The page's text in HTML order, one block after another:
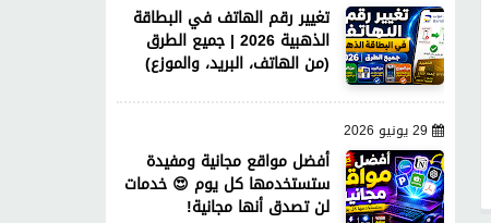
تغيير رقم الهاتف في البطاقة
الذهبية 2026 | جميع الطرق
(من الهاتف، البريد، والموزع)
29 يونيو 2026
أفضل مواقع مجانية ومفيدة
ستستخدمها كل يوم 😍 خدمات
لن تصدق أنها مجانية!